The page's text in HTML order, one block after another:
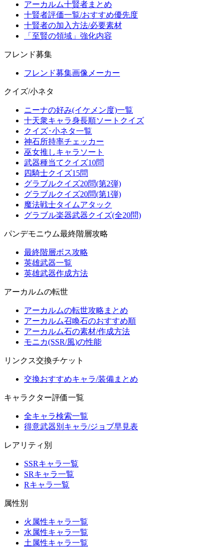
アーカルム十賢者まとめ
十賢者評価一覧/おすすめ優先度
十賢者の加入方法/必要素材
「至賢の領域」強化内容
フレンド募集
フレンド募集画像メーカー
クイズ/小ネタ
ニーナの好み(イケメン度)一覧
十天衆キャラ身長順ソートクイズ
クイズ･小ネタ一覧
神石所持率チェッカー
巫女推しキャラソート
武器種当てクイズ10問
四騎士クイズ15問
グラブルクイズ20問(第2弾)
グラブルクイズ20問(第1弾)
魔法戦士タイムアタック
グラブル楽器武器クイズ(全20問)
パンデモニウム最終階層攻略
最終階層ボス攻略
英雄武器一覧
英雄武器作成方法
アーカルムの転世
アーカルムの転世攻略まとめ
アーカルム召喚石のおすすめ順
アーカルム石の素材/作成方法
モニカ(SSR/風)の性能
リンクス交換チケット
交換おすすめキャラ/装備まとめ
キャラクター評価一覧
全キャラ検索一覧
得意武器別キャラ/ジョブ早見表
レアリティ別
SSRキャラ一覧
SRキャラ一覧
Rキャラ一覧
属性別
火属性キャラ一覧
水属性キャラ一覧
土属性キャラ一覧